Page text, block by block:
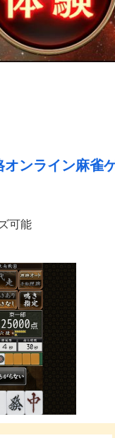
ンライン麻雀
可能